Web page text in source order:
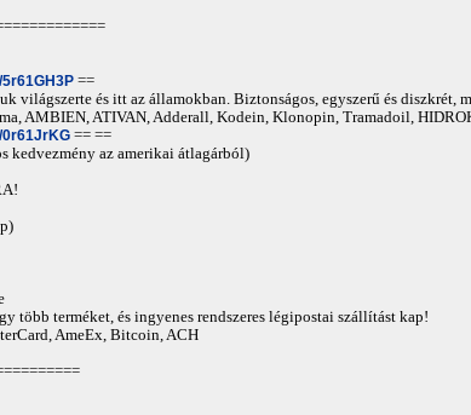
==
világszerte és itt az államokban. Biztonságos, egyszerű és
AMBIEN, ATIVAN, Adderall, Kodein, Klonopin, Tramadoil,
== ==
kedvezmény az amerikai átlagárból)
több terméket, és ingyenes rendszeres légipostai szállítást kap!
AmeEx, Bitcoin, ACH